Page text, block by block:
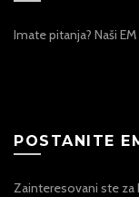
Imate pitanja? Naši
POSTANITE
Zainteresovani ste za